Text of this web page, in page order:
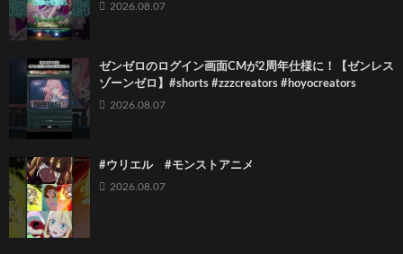
2026.08.07
ゼンゼロのログイン画面CMが2周年仕様に！【ゼンレス
ゾーンゼロ】#shorts #zzzcreators #hoyocreators
2026.08.07
#ウリエル #モンストアニメ
2026.08.07